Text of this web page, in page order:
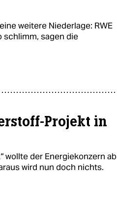
weitere Niederlage: RWE
schlimm, sagen die
Projekt in
wollte der Energiekonzern ab
wird nun doch nichts.